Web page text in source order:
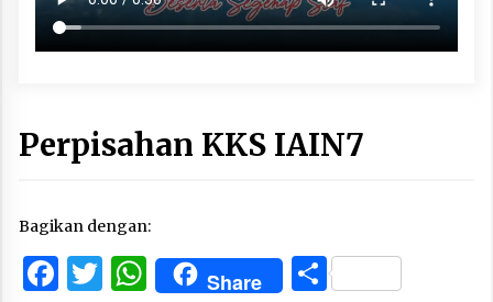
Perpisahan KKS IAIN7
Bagikan dengan:
Facebook
Twitter
WhatsApp
Share Share